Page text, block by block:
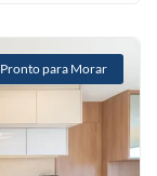
Pronto para Morar